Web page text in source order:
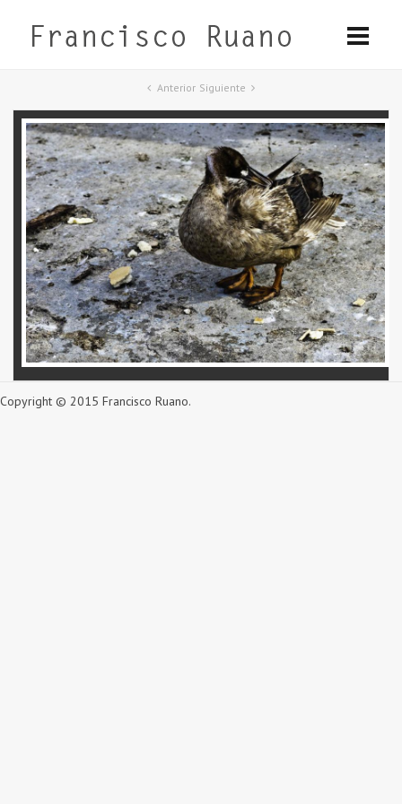
Anterior Siguiente
Copyright © 2015 Francisco Ruano.